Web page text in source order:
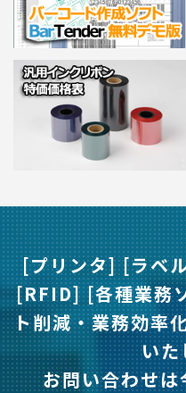
[プリンタ] [ラベ
[RFID] [各種業務
ト削減・業務効率
いた
お問い合わせ